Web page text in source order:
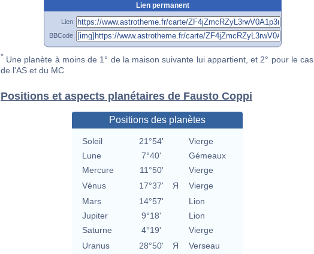
Lien permanent
Lien
BBCode
* Une planète à moins de 1° de la maison suivante lui appartient, et 2° pour le cas
de l'AS et du MC
Positions et aspects planétaires de Fausto Coppi
Positions des planètes
Soleil 21°54'
Vierge
Lune
7°40'
Gémeaux
Mercure
11°50'
Vierge
Vénus
17°37' Я
Vierge
Mars
14°57'
Lion
Jupiter
9°18'
Lion
Saturne
4°19'
Vierge
Uranus
28°50' Я Verseau